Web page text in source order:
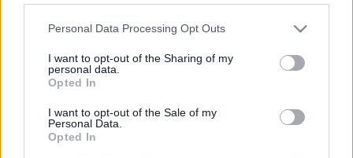
Please note that this website/app uses one or more Google
not limited to your visit or usage behaviour. You may click to
grant or deny consent to Google and its third-party tags to
use your data for below specified purposes in below Google
consent section.
Personal Data Processing Opt Outs
I want to opt-out of the Sharing of my
personal data.
Opted In
I want to opt-out of the Sale of my
Personal Data.
Opted In
létszámban - hangsúlyozta.
Hiller István szerint a javaslat elfogadására "jó esély van".
Az Európai Unió több államában, köztük több dél-német
ez a gyakorlat..
Magyarországon hasonlóképpen működik ez a forma a